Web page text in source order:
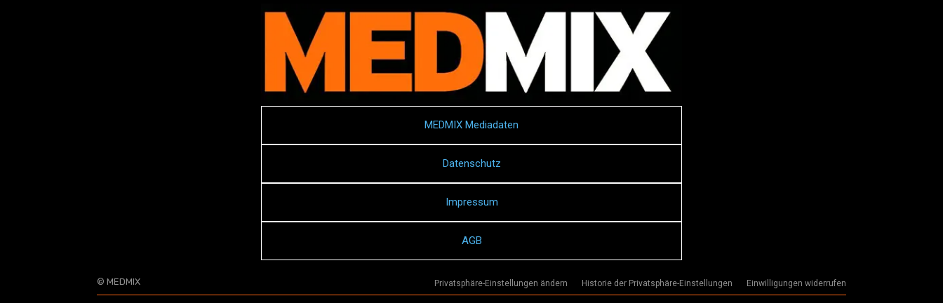
MEDMIX Mediadaten
Datenschutz
Impressum
AGB
© MEDMIX Privatsphäre-Einstellungen ändern Historie der Privatsphäre-Einstellungen Einwilligungen widerrufen